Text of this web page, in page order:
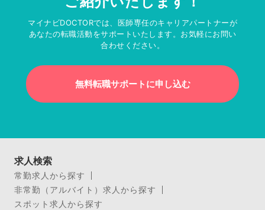
マイナビDOCTORでは、医師専任のキャリアパートナーが
あなたの転職活動をサポートいたします。お気軽にお問い
合わせください。
無料転職サポートに申し込む
求人検索
常勤求人から探す
非常勤（アルバイト）求人から探す
スポット求人から探す